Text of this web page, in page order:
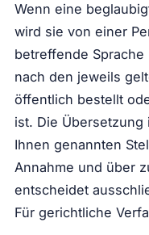
Wenn eine
wird sie von einer
betreffende
nach den jeweils
öffentlich bestellt
ist. Die Übersetzung
Ihnen genannten
Annahme und über
entscheidet
Für gerichtliche